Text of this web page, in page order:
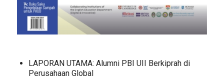
LAPORAN UTAMA: Alumni PBI UII Berkiprah di
Perusahaan Global